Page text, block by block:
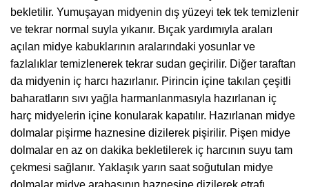
bekletilir. Yumuşayan midyenin dış yüzeyi tek tek temizlenir
ve tekrar normal suyla yıkanır. Bıçak yardımıyla araları
açılan midye kabuklarının aralarındaki yosunlar ve
fazlalıklar temizlenerek tekrar sudan geçirilir. Diğer taraftan
da midyenin iç harcı hazırlanır. Pirincin içine takılan çeşitli
baharatların sıvı yağla harmanlanmasıyla hazırlanan iç
harç midyelerin içine konularak kapatılır. Hazırlanan midye
dolmalar pişirme haznesine dizilerek pişirilir. Pişen midye
dolmalar en az on dakika bekletilerek iç harcının suyu tam
çekmesi sağlanır. Yaklaşık yarın saat soğutulan midye